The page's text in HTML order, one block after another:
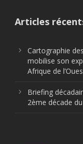
Articles
Cartographie
mobilise son
Afrique de
Briefing
2ème décade